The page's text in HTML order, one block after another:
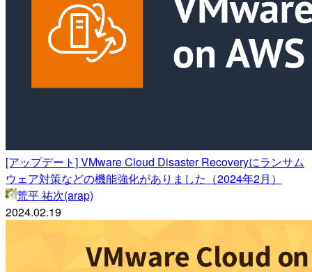
[アップデート] VMware Cloud Disaster Recoveryにランサム
ウェア対策などの機能強化がありました（2024年2月）
荒平 祐次(arap)
2024.02.19